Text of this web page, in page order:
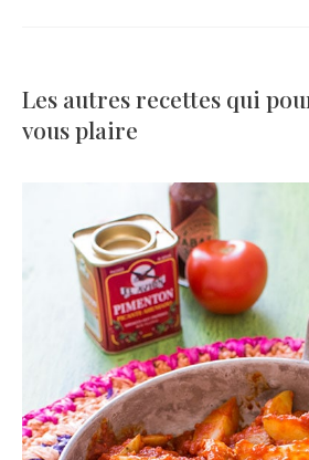
Les autres recettes qui
vous plaire